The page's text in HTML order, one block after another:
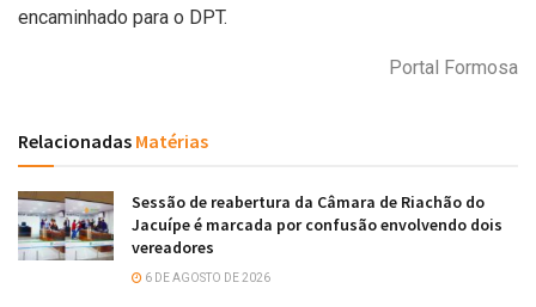
encaminhado para o DPT.
Portal Formosa
Relacionadas Matérias
Sessão de reabertura da Câmara de Riachão do
Jacuípe é marcada por confusão envolvendo dois
vereadores
6 DE AGOSTO DE 2026